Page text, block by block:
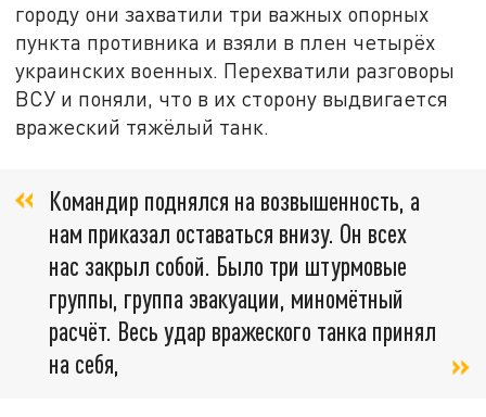
городу они захватили три важных опорных
пункта противника и взяли в плен четырёх
украинских военных. Перехватили разговоры
ВСУ и поняли, что в их сторону выдвигается
вражеский тяжёлый танк.
Командир поднялся на возвышенность, а
нам приказал оставаться внизу. Он всех
нас закрыл собой. Было три штурмовые
группы, группа эвакуации, миномётный
расчёт. Весь удар вражеского танка принял
на себя,